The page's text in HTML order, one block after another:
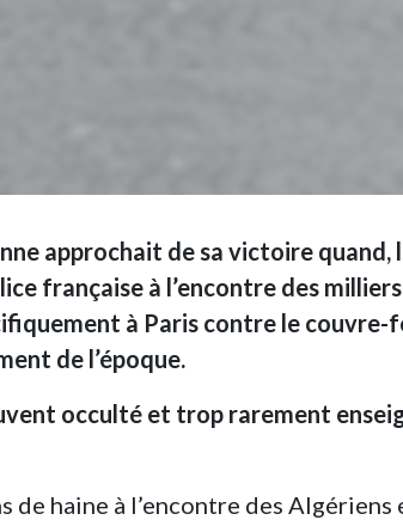
approchait de sa victoire quand,
française à l’encontre des
à Paris contre le couvre-
de l’époque.
occulté et trop rarement
haine à l’encontre des Algériens